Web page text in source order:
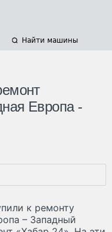
Найти машины
Европа -
к ремонту
– Западный